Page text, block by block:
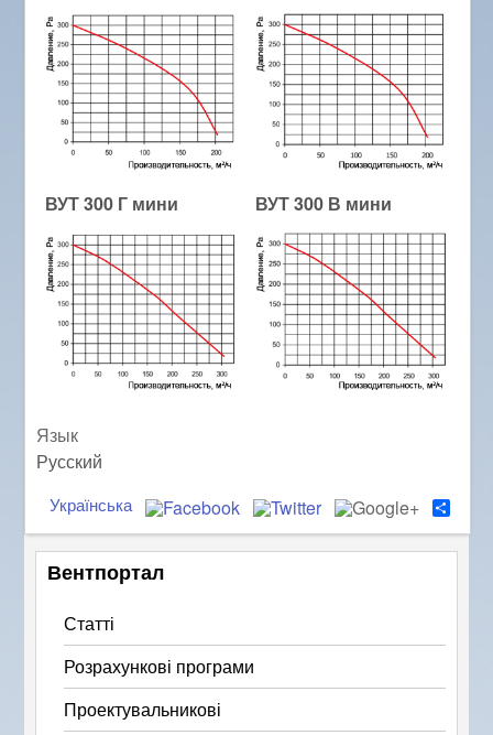
ВУТ 300 Г мини ВУТ 300 В мини
Язык
Русский
S
h
a
r
Українська
Вентпортал
Статті
Розрахункові програми
Проектувальникові